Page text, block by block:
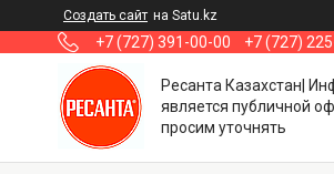
Создать сайт на Satu.kz
+7 (727) 391-00-00 +7 (727)
Ресанта Казахстан|
является публичной
просим уточнять